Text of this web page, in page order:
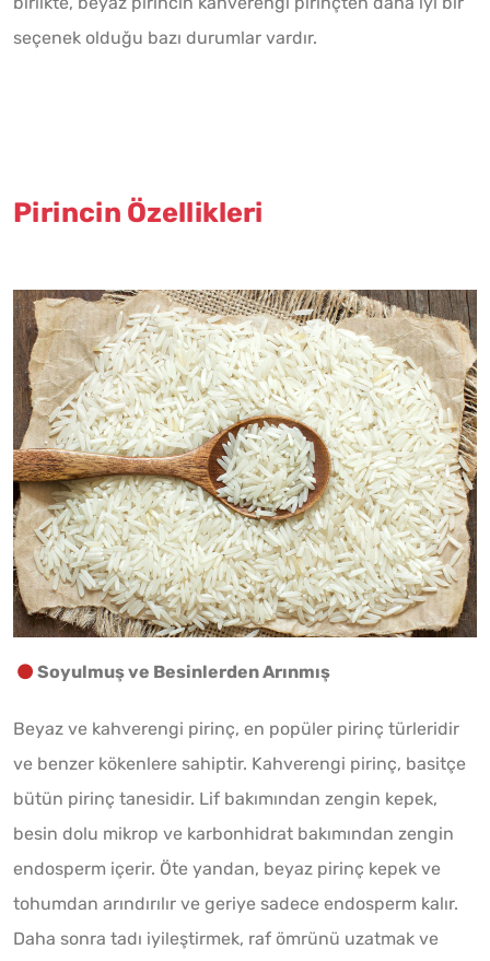
seçenek olduğu bazı durumlar vardır.
Pirincin Özellikleri
Soyulmuş ve Besinlerden Arınmış
Beyaz ve kahverengi pirinç, en popüler pirinç türleridir
ve benzer kökenlere sahiptir. Kahverengi pirinç, basitçe
bütün pirinç tanesidir. Lif bakımından zengin kepek,
besin dolu mikrop ve karbonhidrat bakımından zengin
endosperm içerir. Öte yandan, beyaz pirinç kepek ve
tohumdan arındırılır ve geriye sadece endosperm kalır.
Daha sonra tadı iyileştirmek, raf ömrünü uzatmak ve